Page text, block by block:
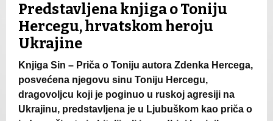
Predstavljena knjiga o Toniju
Hercegu, hrvatskom heroju
Ukrajine
Knjiga Sin – Priča o Toniju autora Zdenka Hercega,
posvećena njegovu sinu Toniju Hercegu,
dragovoljcu koji je poginuo u ruskoj agresiji na
Ukrajinu, predstavljena je u Ljubuškom kao priča o